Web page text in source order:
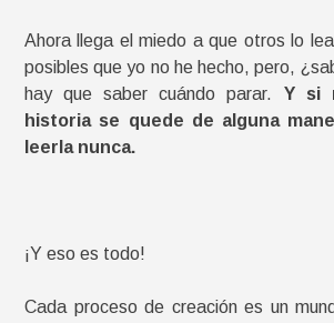
Ahora llega el miedo a que otros lo
posibles que yo no he hecho, pero,
hay que saber cuándo parar. Y si
historia se quede de alguna
leerla nunca.
¡Y eso es todo!
Cada proceso de creación es un